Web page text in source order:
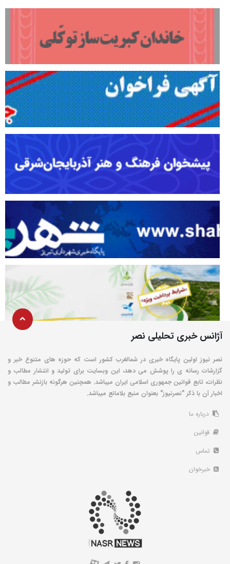
آژانس خبری تحلیلی نصر
نصر نیوز اولین پایگاه خبری در شمالغرب کشور است که حوزه های متنوع خبر و
گزارشات رسانه ی را پوشش می دهد، این وبسایت برای تولید و انتشار مطالب و
نظرات، تابع قوانین جمهوری اسلامی ایران میباشد. همچنین هرگونه بازنشر مطالب و
اخبار آن با ذکر "نصرنیوز" بعنوان منبع بلامانع میباشد.
درباره ما
قوانین
تماس
خبرخوان